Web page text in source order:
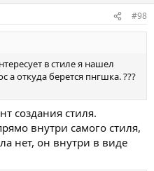
#98
в стиле я нашел
а откуда берется пнгшка. ???
создания стиля.
внутри самого стиля,
нет, он внутри в виде